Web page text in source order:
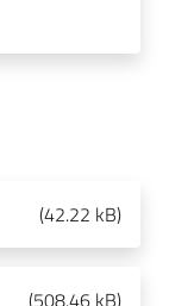
(42.22 kB)
(508.46 kB)